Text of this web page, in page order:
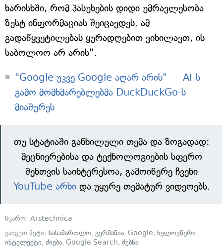
ხარისხში, რომ პასუხების დიდი უმრავლესობა
ზუსტ ინფორმაციას შეიცავდეს. ამ
გადაწყვეტილებას ყურადღებით ვიხილავთ, ის
საბოლოო არ არის".
"Google უკვე Google აღარ არის" — AI-ს
გამო მომხმარებლებმა DuckDuckGo-ს
მიაშურეს
თუ სტატიაში განხილული თემა და ზოგადად:
მეცნიერებისა და ტექნოლოგიების სფერო
შენთვის საინტერესოა, გამოიწერე ჩვენი
YouTube არხიდა უყურე თემატურ ვიდეოებს.
წყარო: Arstechnica
გაიგეთ მეტი: სასამართლო, გერმანია, Google, ხელოვნური
ინტელექტი, ძიება, Google Search, ძებნა